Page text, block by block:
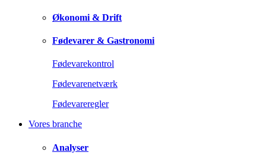
Økonomi & Drift
Fødevarer & Gastronomi
Fødevarekontrol
Fødevarenetværk
Fødevareregler
Vores branche
Analyser